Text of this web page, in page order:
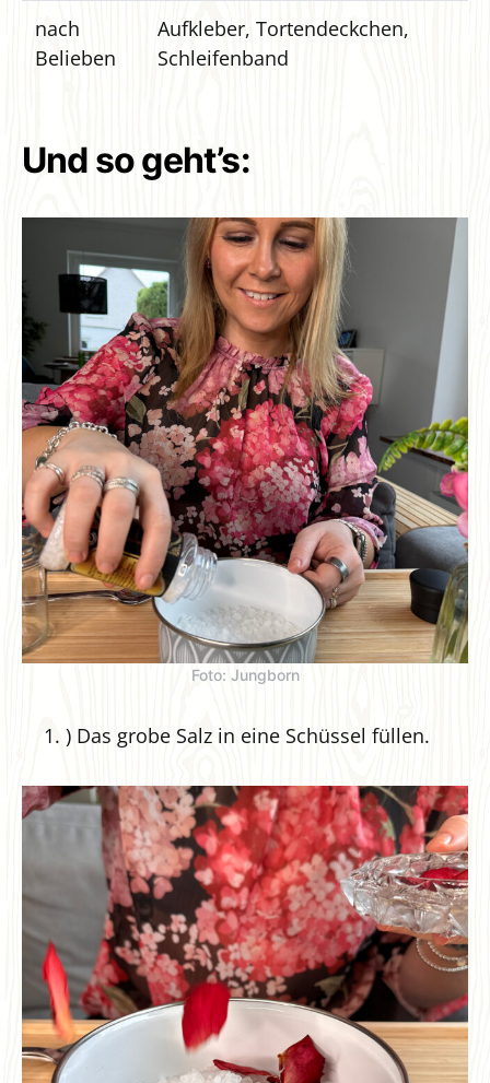
nach
Belieben
Aufkleber, Tortendeckchen,
Schleifenband
Und so geht’s:
Foto: Jungborn
) Das grobe Salz in eine Schüssel füllen.